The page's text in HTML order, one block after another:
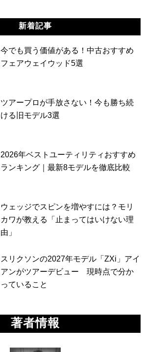
新着記事
今でも買う価値がある！中古おすすめ
フェアウェイウッド5選
ツアープロが手放さない！今も勝ち続
ける旧モデル3選
2026年ベストユーティリティおすすめ
ランキング｜最新8モデルを徹底比較
ウェッジでスピンを増やすには？モリ
カワが教える「止まってはいけない理
由」
スリクソンの2027年モデル「ZXi」アイ
アンがツアーデビュー 現時点で分か
っていること
著者情報